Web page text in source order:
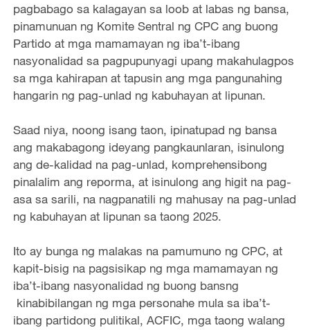
pagbabago sa kalagayan sa loob at labas ng bansa,
pinamunuan ng Komite Sentral ng CPC ang buong
Partido at mga mamamayan ng iba’t-ibang
nasyonalidad sa pagpupunyagi upang makahulagpos
sa mga kahirapan at tapusin ang mga pangunahing
hangarin ng pag-unlad ng kabuhayan at lipunan.
Saad niya, noong isang taon, ipinatupad ng bansa
ang makabagong ideyang pangkaunlaran, isinulong
ang de-kalidad na pag-unlad, komprehensibong
pinalalim ang reporma, at isinulong ang higit na pag-
asa sa sarili, na nagpanatili ng mahusay na pag-unlad
ng kabuhayan at lipunan sa taong 2025.
Ito ay bunga ng malakas na pamumuno ng CPC, at
kapit-bisig na pagsisikap ng mga mamamayan ng
iba’t-ibang nasyonalidad ng buong bansng
kinabibilangan ng mga personahe mula sa iba’t-
ibang partidong pulitikal, ACFIC, mga taong walang